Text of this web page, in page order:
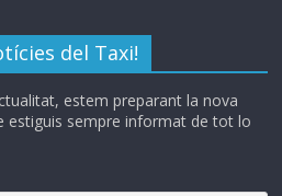
del Taxi!
estem preparant la nova
estiguis sempre informat de tot lo